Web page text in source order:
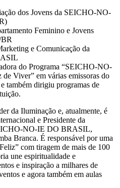
dos Jovens da SEICHO-NO-
Feminino e Jovens
e Comunicação da
do Programa “SEICHO-NO-
Viver” em várias emissoras do
também dirigiu programas de
da Iluminação e, atualmente, é
e Presidente da
NO-IE DO BRASIL,
Branca. É responsável por uma
com tiragem de mais de 100
une espiritualidade e
e inspiração a milhares de
e agora também em aulas